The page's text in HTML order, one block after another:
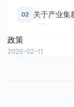
02 关于产业集
政策
2026-02-11